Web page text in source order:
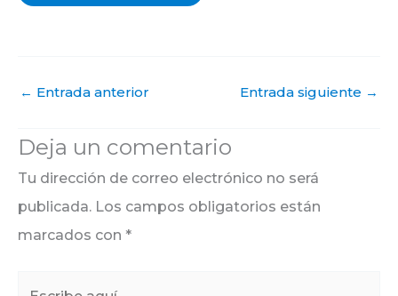
← Entrada anterior Entrada siguiente →
Deja un comentario
Tu dirección de correo electrónico no será
publicada. Los campos obligatorios están
marcados con *